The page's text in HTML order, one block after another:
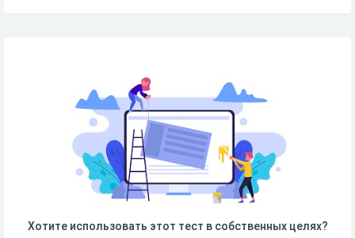
Хотите использовать этот тест в собственных целях?